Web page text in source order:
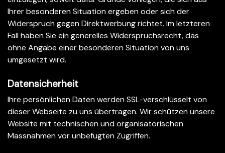
Ihrer besonderen Situation ergeben oder sich der
Widerspruch gegen Direktwerbung richtet. Im letzteren
Fall haben Sie ein generelles Widerspruchsrecht, das
ohne Angabe einer besonderen Situation von uns
umgesetzt wird.
Datensicherheit
Ihre persönlichen Daten werden SSL-verschlüsselt von
dieser Webseite zu uns übertragen. Wir schützen unsere
Website mit technischen und organisatorischen
Massnahmen vor unbefugten Zugriffen.